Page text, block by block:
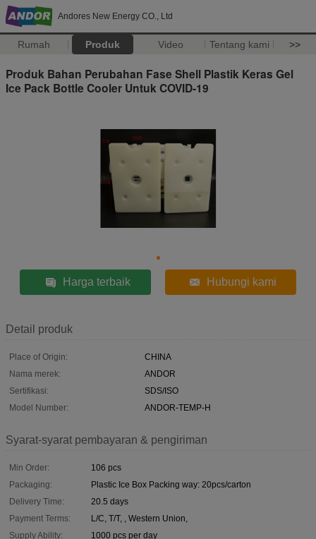
Andores New Energy CO., Ltd
Rumah Produk Video Tentang kami >>
Produk Bahan Perubahan Fase Shell Plastik Keras Gel
Ice Pack Bottle Cooler Untuk COVID-19
Harga terbaik Hubungi kami
Detail produk
Place of Origin:
CHINA
Nama merek:
ANDOR
Sertifikasi:
SDS/ISO
Model Number:
ANDOR-TEMP-H
Syarat-syarat pembayaran & pengiriman
Min Order:
106 pcs
Packaging:
Plastic Ice Box Packing way: 20pcs/carton
Delivery Time:
20.5 days
Payment Terms:
L/C, T/T, , Western Union,
Supply Ability:
1000 pcs per day